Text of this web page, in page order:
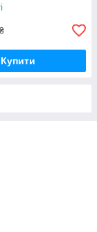
Купити